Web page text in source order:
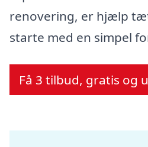
renovering, er hjælp
starte med en simpel
Få 3 tilbud, gratis og